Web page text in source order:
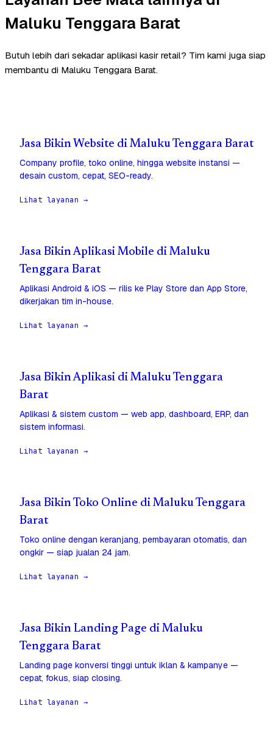
Maluku Tenggara Barat
Butuh lebih dari sekadar aplikasi kasir retail? Tim kami juga siap
membantu di Maluku Tenggara Barat.
Jasa Bikin Website di Maluku Tenggara Barat
Company profile, toko online, hingga website instansi —
desain custom, cepat, SEO-ready.
Lihat layanan →
Jasa Bikin Aplikasi Mobile di Maluku
Tenggara Barat
Aplikasi Android & iOS — rilis ke Play Store dan App Store,
dikerjakan tim in-house.
Lihat layanan →
Jasa Bikin Aplikasi di Maluku Tenggara
Barat
Aplikasi & sistem custom — web app, dashboard, ERP, dan
sistem informasi.
Lihat layanan →
Jasa Bikin Toko Online di Maluku Tenggara
Barat
Toko online dengan keranjang, pembayaran otomatis, dan
ongkir — siap jualan 24 jam.
Lihat layanan →
Jasa Bikin Landing Page di Maluku
Tenggara Barat
Landing page konversi tinggi untuk iklan & kampanye —
cepat, fokus, siap closing.
Lihat layanan →